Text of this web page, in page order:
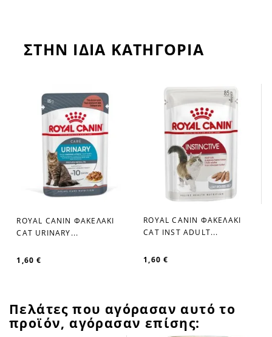
ΣΤΗΝ ΙΔΙΑ ΚΑΤΗΓΟΡΙΑ
ROYAL CANIN ΦΑΚΕΛΑΚΙ
CAT URINARY...
1,60 €
ROYAL CANIN ΦΑΚΕΛΑΚΙ
CAT INST ADULT...
1,60 €
Πελάτες που αγόρασαν αυτό το
προϊόν, αγόρασαν επίσης: